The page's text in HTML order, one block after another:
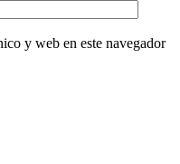
y web en este navegador